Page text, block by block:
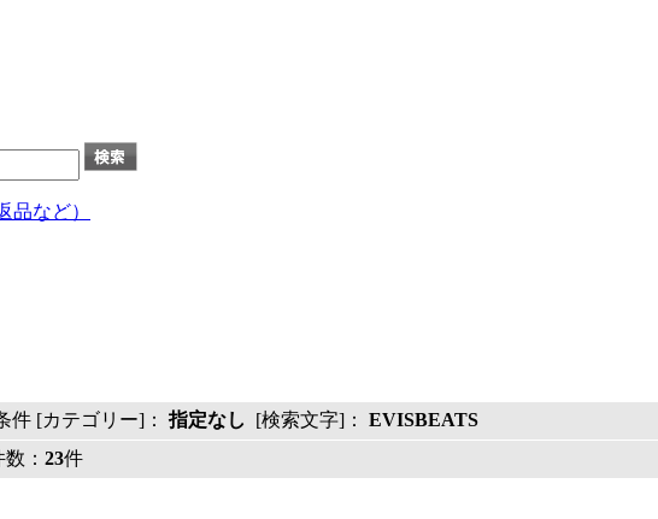
品など）
件 [カテゴリー]： 指定なし [検索文字]： EVISBEATS
： 23件